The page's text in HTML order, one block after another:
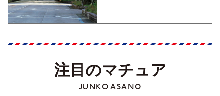
注目のマチュア
JUNKO ASANO